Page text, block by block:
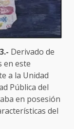
Derivado de
en este
a la Unidad
Pública del
en posesión
del